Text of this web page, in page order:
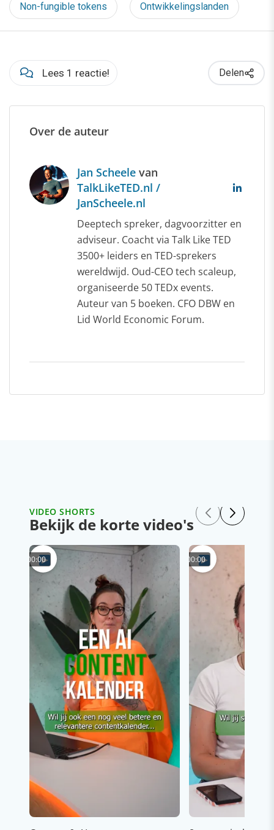
Non-fungible tokens Ontwikkelingslanden
Lees 1 reactie! Delen
Over de auteur
Jan Scheele van
TalkLikeTED.nl /
JanScheele.nl
Deeptech spreker, dagvoorzitter en
adviseur. Coacht via Talk Like TED
3500+ leiders en TED-sprekers
wereldwijd. Oud-CEO tech scaleup,
organiseerde 50 TEDx events.
Auteur van 5 boeken. CFO DBW en
Lid World Economic Forum.
VIDEO SHORTS
Bekijk de korte video's
00:00 00:00